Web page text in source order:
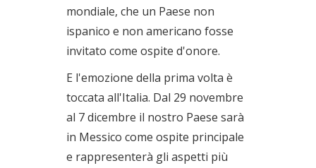
mondiale, che un Paese non
ispanico e non americano fosse
invitato come ospite d'onore.
E l'emozione della prima volta è
toccata all'Italia. Dal 29 novembre
al 7 dicembre il nostro Paese sarà
in Messico come ospite principale
e rappresenterà gli aspetti più